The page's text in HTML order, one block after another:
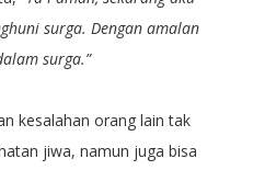
surga. Dengan amalan
surga.”
kesalahan orang lain tak
jiwa, namun juga bisa